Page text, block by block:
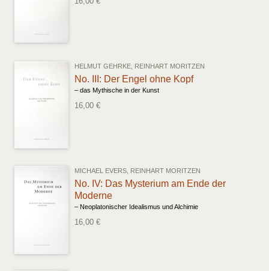
HELMUT GEHRKE, REINHART MORITZEN
No. III: Der Engel ohne Kopf
– das Mythische in der Kunst
16,00 €
MICHAEL EVERS, REINHART MORITZEN
No. IV: Das Mysterium am Ende der
Moderne
– Neoplatonischer Idealismus und Alchimie
16,00 €